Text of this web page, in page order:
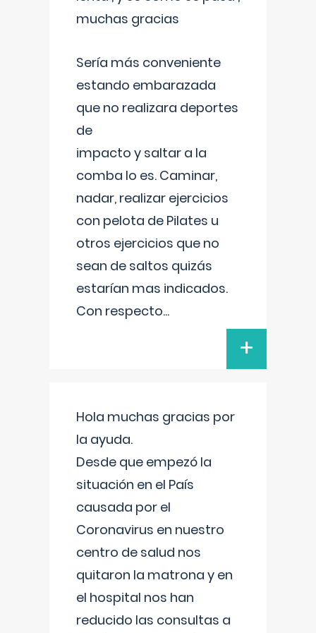
muchas gracias
Sería más conveniente
estando embarazada
que no realizara deportes
de
impacto y saltar a la
comba lo es. Caminar,
nadar, realizar ejercicios
con pelota de Pilates u
otros ejercicios que no
sean de saltos quizás
estarían mas indicados.
Con respecto...
+
Hola muchas gracias por
la ayuda.
Desde que empezó la
situación en el País
causada por el
Coronavirus en nuestro
centro de salud nos
quitaron la matrona y en
el hospital nos han
reducido las consultas a